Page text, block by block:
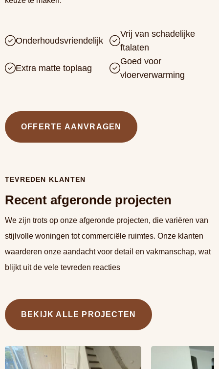
Onderhoudsvriendelijk
Vrij van schadelijke
ftalaten
Extra matte toplaag
Goed voor
vloerverwarming
OFFERTE AANVRAGEN
TEVREDEN KLANTEN
Recent afgeronde projecten
We zijn trots op onze afgeronde projecten, die variëren van
stijlvolle woningen tot commerciële ruimtes. Onze klanten
waarderen onze aandacht voor detail en vakmanschap, wat
blijkt uit de vele tevreden reacties
BEKIJK ALLE PROJECTEN
Lees meer overZaandam Lees meer